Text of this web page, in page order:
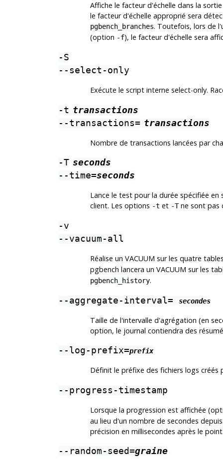
Affiche le facteur d'échelle dans la
le facteur d'échelle approprié sera
pgbench_branches. Toutefois, lors de
(option -f), le facteur d'échelle sera
-S
--select-only
Exécute le script interne select-only.
-t transactions
--transactions= transactions
Nombre de transactions lancées par
-T seconds
--time=seconds
Lance le test pour la durée spécifiée
client. Les options -t et -Tne sont pas
-v
--vacuum-all
Réalise un VACUUM sur les quatre
pgbench lancera un VACUUM sur les
pgbench_history.
--aggregate-interval= secondes
Taille de l'intervalle d'agrégation (en
option, le journal contiendra des
--log-prefix=prefix
Définit le préfixe des fichiers logs créés
--progress-timestamp
Lorsque la progression est affichée
au lieu d'un nombre de secondes
précision en millisecondes après le
--random-seed=graine